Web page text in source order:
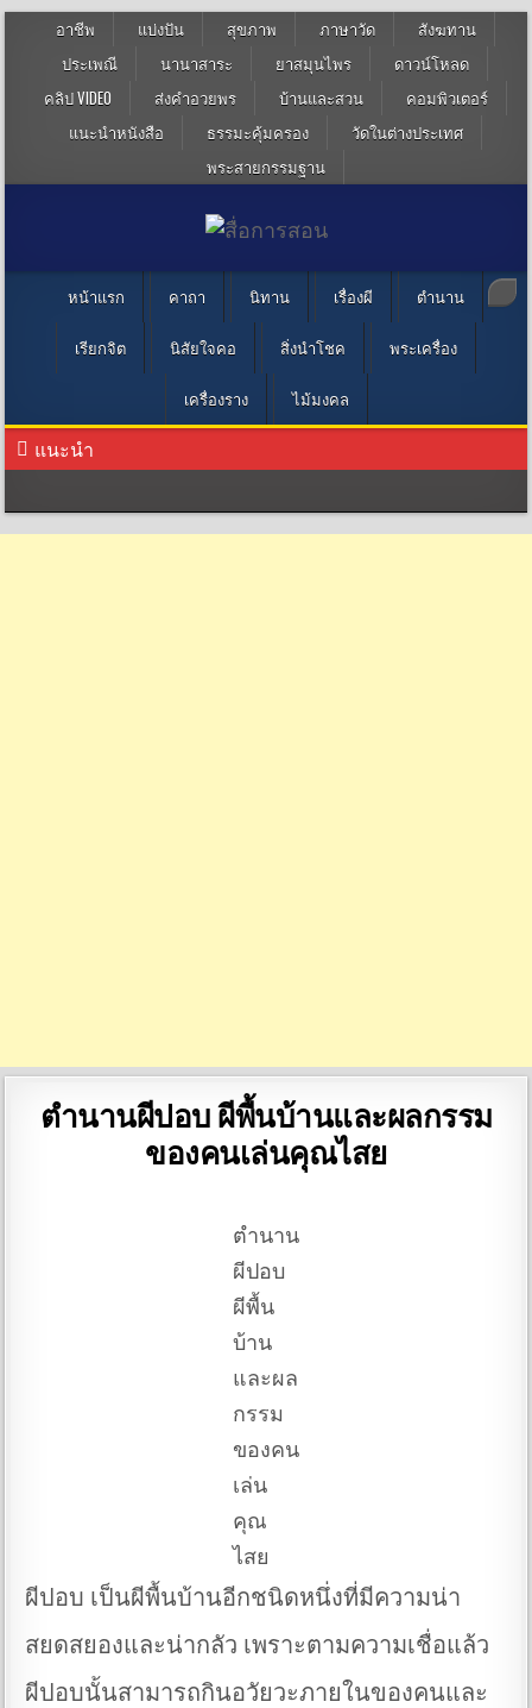
อาชีพ แบ่งปัน สุขภาพ ภาษาวัด
สังฆทาน
ประเพณี
นานาสาระ ยาสมุนไพร
ดาวน์โหลด
คลิป VIDEO
ส่งคำอวยพร บ้านและสวน
คอมพิวเตอร์
แนะนำหนังสือ
ธรรมะคุ้มครอง
วัดในต่างประเทศ
พระสายกรรมฐาน
หน้าแรก คาถา นิทาน เรื่องผี ตำนาน
เรียกจิต นิสัยใจคอ สิ่งนำโชค พระเครื่อง
เครื่องราง ไม้มงคล
แนะนำ
ตำนานผีปอบ ผีพื้นบ้านและผลกรรม
ของคนเล่นคุณไสย
ตำนาน
ผีปอบ
ผีพื้น
บ้าน
และผล
กรรม
ของคน
เล่น
คุณ
ไสย
ผีปอบ เป็นผีพื้นบ้านอีกชนิดหนึ่งที่มีความน่า
สยดสยองและน่ากลัว เพราะตามความเชื่อแล้ว
ผีปอบนั้นสามารถกินอวัยวะภายในของคนและ